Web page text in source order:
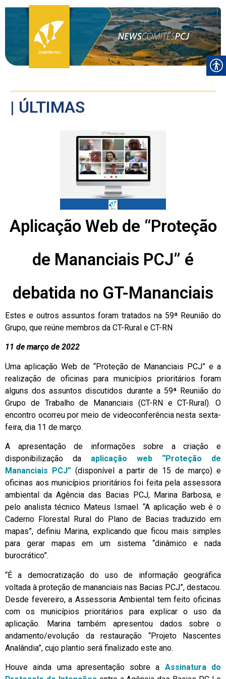
| ÚLTIMAS
Aplicação Web de “Proteção
de Mananciais PCJ” é
debatida no GT-Mananciais
Estes e outros assuntos foram tratados na 59ª Reunião do
Grupo, que reúne membros da CT-Rural e CT-RN
11 de março de 2022
Uma aplicação Web de “Proteção de Mananciais PCJ” e a
realização de oficinas para municípios prioritários foram
alguns dos assuntos discutidos durante a 59ª Reunião do
Grupo de Trabalho de Mananciais (CT-RN e CT-Rural). O
encontro ocorreu por meio de videoconferência nesta sexta-
feira, dia 11 de março.
A apresentação de informações sobre a criação e
disponibilização da aplicação web “Proteção de
Mananciais PCJ” (disponível a partir de 15 de março) e
oficinas aos municípios prioritários foi feita pela assessora
ambiental da Agência das Bacias PCJ, Marina Barbosa, e
pelo analista técnico Mateus Ismael. “A aplicação web é o
Caderno Florestal Rural do Plano de Bacias traduzido em
mapas”, definiu Marina, explicando que ficou mais simples
para gerar mapas em um sistema “dinâmico e nada
burocrático”.
“É a democratização do uso de informação geográfica
voltada à proteção de mananciais nas Bacias PCJ”, destacou.
Desde fevereiro, a Assessoria Ambiental tem feito oficinas
com os municípios prioritários para explicar o uso da
aplicação. Marina também apresentou dados sobre o
andamento/evolução da restauração “Projeto Nascentes
Analândia”, cujo plantio será finalizado este ano.
Houve ainda uma apresentação sobre a Assinatura do